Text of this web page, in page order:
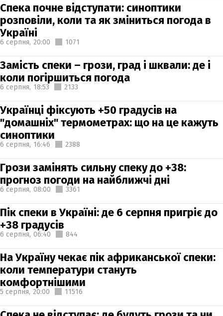
Спека почне відступати: синоптики
розповіли, коли та як зміниться погода в
Україні
6 серпня, 20:00 1071
Замість спеки – грози, град і шквали: де і
коли погіршиться погода
6 серпня, 18:53 2133
Українці фіксують +50 градусів на
"домашніх" термометрах: що на це кажуть
синоптики
6 серпня, 16:46 2388
Грози замінять сильну спеку до +38:
прогноз погоди на найближчі дні
6 серпня, 08:00 3361
Пік спеки в Україні: де 6 серпня пригріє до
+38 градусів
6 серпня, 06:40 844
На Україну чекає пік африканської спеки:
коли температури стануть
комфортнішими
5 серпня, 20:00 11516